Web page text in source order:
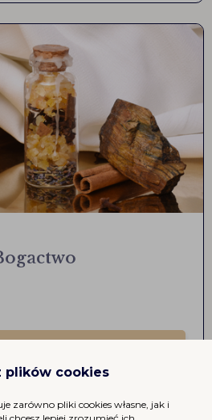
plików cookies
zarówno pliki cookies własne, jak i